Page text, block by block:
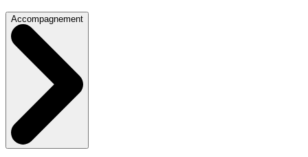
Accompagnement